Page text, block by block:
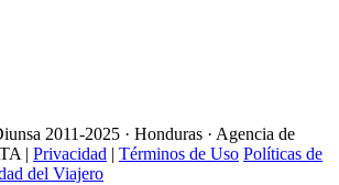
2011-2025 · Honduras · Agencia de
| Privacidad Términos de Uso Políticas de
del Viajero